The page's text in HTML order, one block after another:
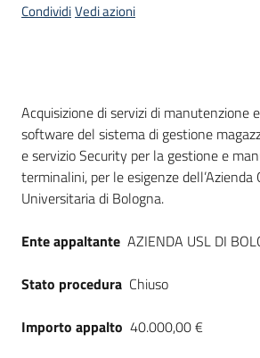
CondividiVedi azioni
Dati del bando
Acquisizione di servizi di manutenzione
software del sistema di gestione
e servizio Security per la gestione e
terminalini, per le esigenze dell’Azienda
Universitaria di Bologna.
Ente appaltante AZIENDA USL DI
Stato procedura Chiuso
Importo appalto 40.000,00 €